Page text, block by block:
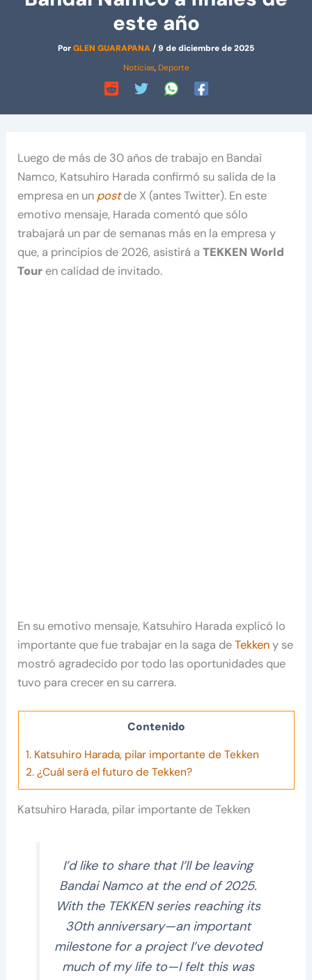
este año
PorGLEN GUARAPANA/9 de diciembre de 2025
Noticias, Deporte
Luego de más de 30 años de trabajo en Bandai
Namco, Katsuhiro Harada confirmó su salida de la
empresa en un postde X (antes Twitter). En este
emotivo mensaje, Harada comentó que sólo
trabajará un par de semanas más en la empresa y
que, a principios de 2026, asistirá aTEKKEN World
Tour en calidad de invitado.
En su emotivo mensaje, Katsuhiro Harada explicó lo
importante que fue trabajar en la saga deTekkeny se
mostró agradecido por todo las oportunidades que
tuvo para crecer en su carrera.
Contenido
1.Katsuhiro Harada, pilar importante de Tekken
2.¿Cuál será el futuro de Tekken?
Katsuhiro Harada, pilar importante de Tekken
I’d like to share that I’ll be leaving
Bandai Namco at the end of 2025.
With the TEKKEN series reaching its
30th anniversary—an important
milestone for a project I’ve devoted
much of my life to—I felt this was